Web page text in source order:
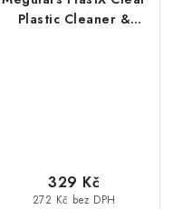
Plastic Cleaner &
272 Kč bez DPH
329 Kč